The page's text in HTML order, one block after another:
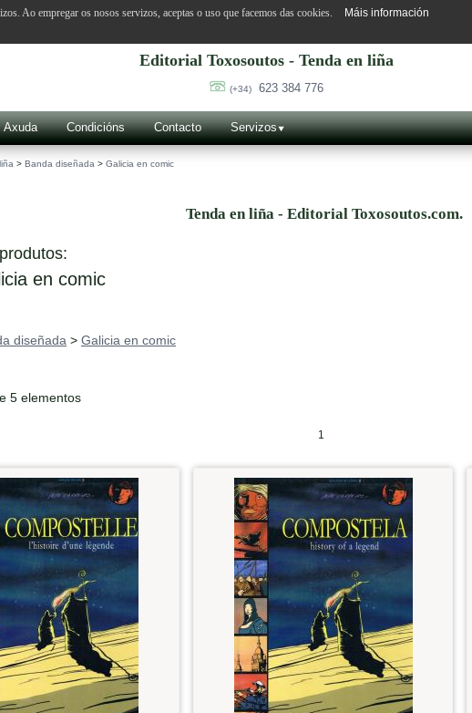
Editorial Toxosoutos - Tenda en liña
(+34) 623 384 776
Axuda Condicións Contacto Servizos
> Banda diseñada > Galicia en comic
Tenda en liña - Editorial Toxosoutos.com.
en comic
diseñada > Galicia en comic
5 elementos
1
Ao empregar os nosos servizos, aceptas o uso que facemos das cookies. Máis información